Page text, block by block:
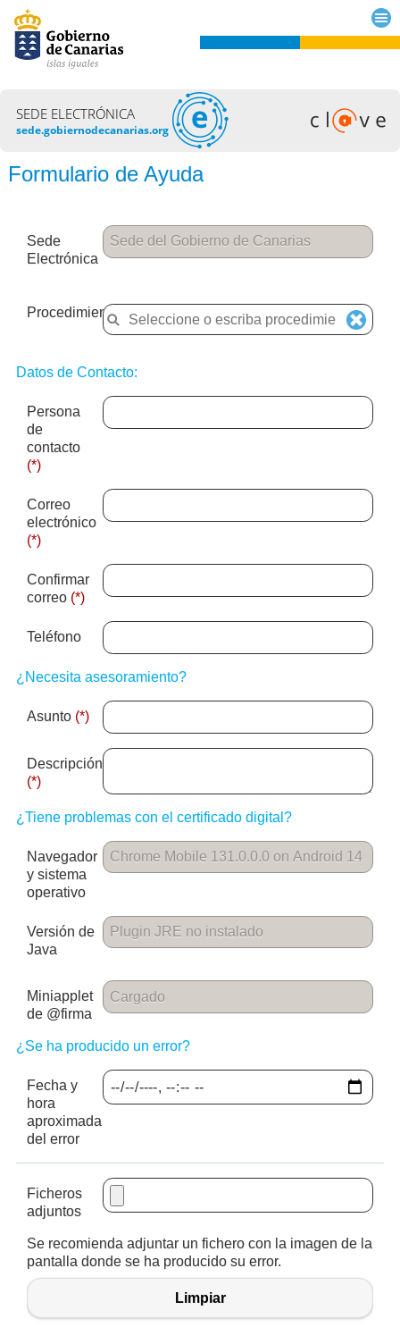
SEDE ELECTRÓNICA
sede.gobiernodecanarias.org
Formulario de Ayuda
Sede
Electrónica
Procedimiento
Datos de Contacto:
Persona
de
contacto
(*)
Correo
electrónico
(*)
Confirmar
correo (*)
Teléfono
¿Necesita asesoramiento?
Asunto (*)
Descripción
(*)
¿Tiene problemas con el certificado digital?
Navegador
y sistema
operativo
Versión de
Java
Miniapplet
de @firma
¿Se ha producido un error?
Fecha y
hora
aproximada
del error
Ficheros
adjuntos
Se recomienda adjuntar un fichero con la imagen de la
pantalla donde se ha producido su error.
Limpiar